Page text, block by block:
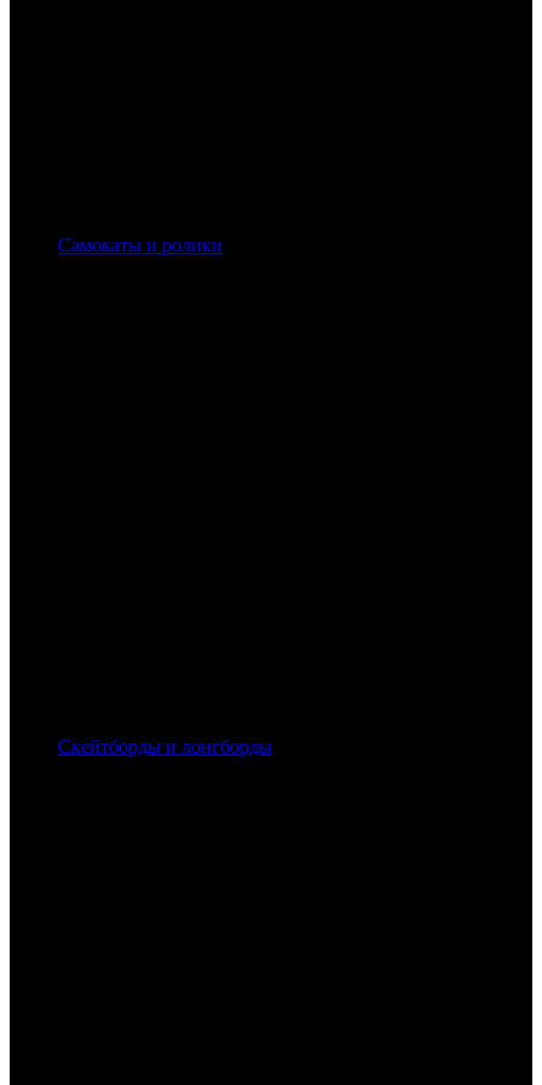
Самокаты и ролики
Скейтборды и лонгборды